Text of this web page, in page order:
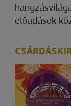
előadások